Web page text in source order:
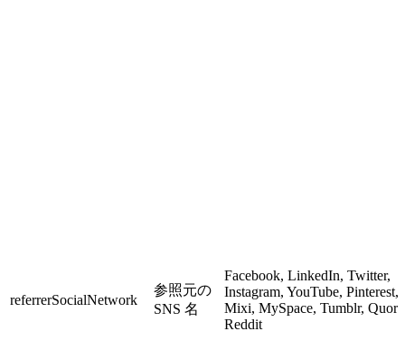
referrerSocialNetwork
参照元の
SNS 名
Facebook, LinkedIn, Twitter,
Instagram, YouTube, Pinterest,
Mixi, MySpace, Tumblr,
Reddit